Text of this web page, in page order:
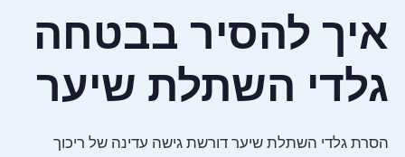
איך להסיר בבטחה
גלדי השתלת שיער
הסרת גלדי השתלת שיער דורשת גישה עדינה של ריכוך